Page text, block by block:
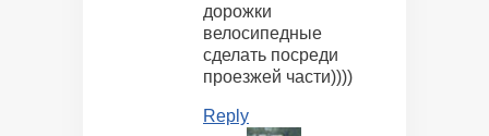
дорожки
велосипедные
сделать посреди
проезжей части))))
Reply